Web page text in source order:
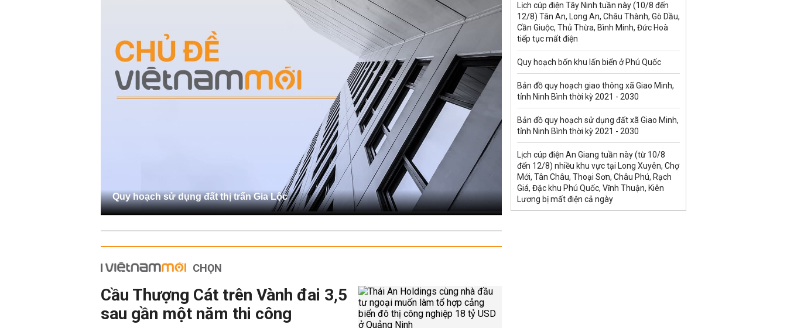
Quy hoạch sử dụng đất thị trấn Gia Lộc
CHỌN
Cầu Thượng Cát trên Vành đai 3,5
sau gần một năm thi công
Lịch cúp điện Tây Ninh tuần này (10/8 đến
12/8) Tân An, Long An, Châu Thành, Gò Dầu,
Cần Giuộc, Thủ Thừa, Bình Minh, Đức Hoà
tiếp tục mất điện
Quy hoạch bốn khu lấn biển ở Phú Quốc
Bản đồ quy hoạch giao thông xã Giao Minh,
tỉnh Ninh Bình thời kỳ 2021 - 2030
Bản đồ quy hoạch sử dụng đất xã Giao Minh,
tỉnh Ninh Bình thời kỳ 2021 - 2030
Lịch cúp điện An Giang tuần này (từ 10/8
đến 12/8) nhiều khu vực tại Long Xuyên, Chợ
Mới, Tân Châu, Thoại Sơn, Châu Phú, Rạch
Giá, Đặc khu Phú Quốc, Vĩnh Thuận, Kiên
Lương bị mất điện cả ngày